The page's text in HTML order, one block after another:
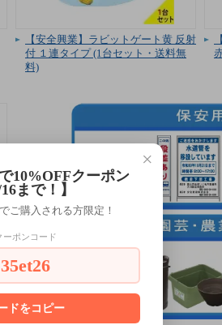
【安全興業】ラビットゲート黄 反射
付 １連タイプ (1台セット・送料無
料)
×
10%OFFクーポン
16まで！】
ご購入される方限定！
ーポンコード
35et26
ドをコピー